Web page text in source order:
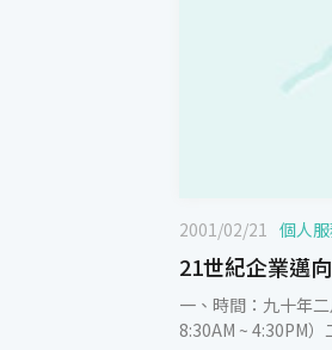
2001/02/21 個人
21世紀企業邁
一、時間：九十年
8:30AM ~ 4:30PM